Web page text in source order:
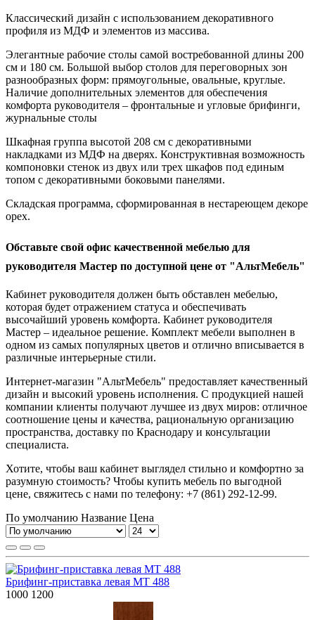
Классический дизайн с использованием декоративного
профиля из МДФ и элементов из массива.
Элегантные рабочие столы самой востребованной длины 200
см и 180 см. Большой выбор столов для переговорных зон
разнообразных форм: прямоугольные, овальные, круглые.
Наличие дополнительных элементов для обеспечения
комфорта руководителя – фронтальные и угловые брифинги,
журнальные столы
Шкафная группа высотой 208 см с декоративными
накладками из МДФ на дверях. Конструктивная возможность
компоновки стенок из двух или трех шкафов под единым
топом с декоративными боковыми панелями.
Складская программа, сформированная в нестареющем декоре
орех.
Обставьте свой офис качественной мебелью для
руководителя Мастер по доступной цене от "АльтМебель"
Кабинет руководителя должен быть обставлен мебелью,
которая будет отражением статуса и обеспечивать
высочайший уровень комфорта. Кабинет руководителя
Мастер – идеальное решение. Комплект мебели выполнен в
одном из самых популярных цветов и отлично вписывается в
различные интерьерные стили.
Интернет-магазин "АльтМебель" предоставляет качественный
дизайн и высокий уровень исполнения. С продукцией нашей
компании клиенты получают лучшее из двух миров: отличное
соотношение цены и качества, рациональную организацию
пространства, доставку по Краснодару и консультации
специалиста.
Хотите, чтобы ваш кабинет выглядел стильно и комфортно за
разумную стоимость? Чтобы купить мебель по выгодной
цене, свяжитесь с нами по телефону: +7 (861) 292-12-99.
По умолчанию Название Цена
Брифинг-приставка левая МТ 488
1000 1200